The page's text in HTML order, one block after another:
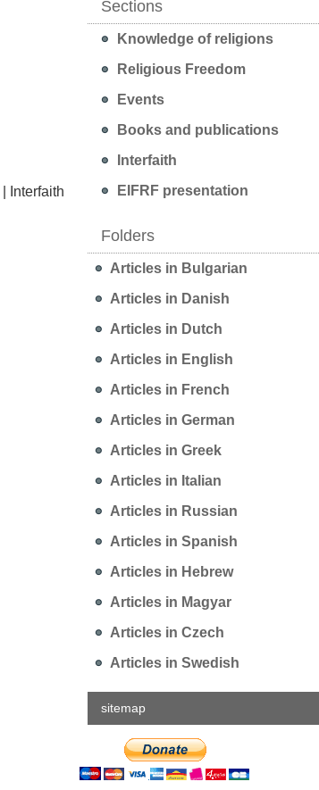
Interfaith
Sections
Knowledge of religions
Religious Freedom
Events
Books and publications
Interfaith
EIFRF presentation
Folders
Articles in Bulgarian
Articles in Danish
Articles in Dutch
Articles in English
Articles in French
Articles in German
Articles in Greek
Articles in Italian
Articles in Russian
Articles in Spanish
Articles in Hebrew
Articles in Magyar
Articles in Czech
Articles in Swedish
sitemap